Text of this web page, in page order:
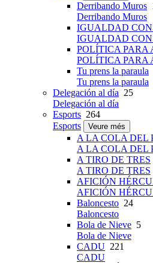
Derribando Muros
Derribando Muros
IGUALDAD
IGUALDAD
POLÍTICA PARA
POLÍTICA PARA
Tu prens la paraula
Tu prens la paraula
Delegación al día 25
Delegación al día
Esports 264
Esports
Veure més
A LA COLA DEL
A LA COLA DEL
A TIRO DE TRES
A TIRO DE TRES
AFICIÓN
AFICIÓN
Baloncesto 24
Baloncesto
Bola de Nieve 5
Bola de Nieve
CADU 221
CADU